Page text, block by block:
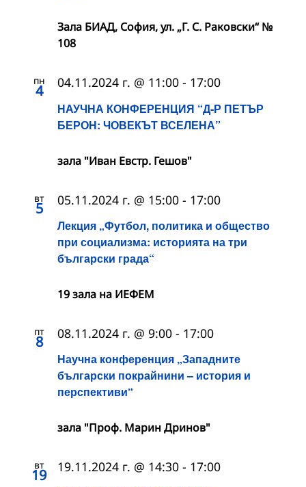
Зала БИАД, София, ул. „Г. С. Раковски“ №
108
пн
4
НАУЧНА КОНФЕРЕНЦИЯ “Д-Р ПЕТЪР
БЕРОН: ЧОВЕКЪТ ВСЕЛЕНА”
04.11.2024 г. @ 11:00 - 17:00
зала "Иван Евстр. Гешов"
вт
5
Лекция „Футбол, политика и общество
при социализма: историята на три
български града“
05.11.2024 г. @ 15:00 - 17:00
19 зала на ИЕФЕМ
пт
8
Научна конференция „Западните
български покрайнини – история и
перспективи“
08.11.2024 г. @ 9:00 - 17:00
зала "Проф. Марин Дринов"
вт
19 19.11.2024 г. @ 14:30 - 17:00